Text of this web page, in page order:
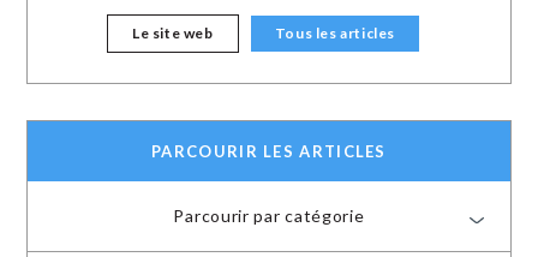
Le site web Tous les articles
PARCOURIR LES ARTICLES
Parcourir par catégorie